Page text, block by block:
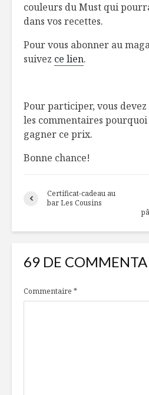
couleurs du Must qui
dans vos recettes.
Pour vous abonner au
suivez ce lien.
Pour participer, vous
les commentaires
gagner ce prix.
Bonne chance!
Certificat-cadeau au
bar Les Cousins
69 DE
Commentaire *
Cannelés à la
saucisse italienne
suisse